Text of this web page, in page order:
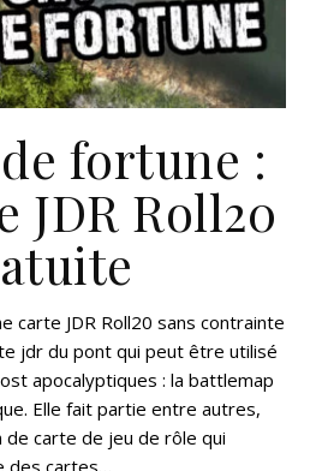
fortune :
JDR Roll20
carte JDR Roll20 sans contrainte
jdr du pont qui peut être utilisé
apocalyptiques : la battlemap
Elle fait partie entre autres,
de carte de jeu de rôle qui
des cartes…